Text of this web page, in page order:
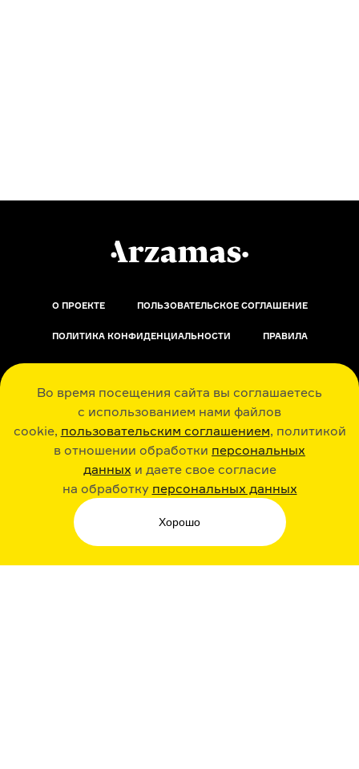
Во время посещения сайта вы соглашаетесь
с использованием нами файлов
cookie, пользовательским соглашением, политикой
в отношении обработки персональных
данных и даете свое согласие
на обработку персональных данных
Хорошо
О ПРОЕКТЕ ПОЛЬЗОВАТЕЛЬСКОЕ СОГЛАШЕНИЕ
ПОЛИТИКА КОНФИДЕНЦИАЛЬНОСТИ ПРАВИЛА
ОБРАТНАЯ СВЯЗЬ
РАДИО ARZAMAS ГУСЬГУСЬ
СТИКЕРЫ ARZAMAS